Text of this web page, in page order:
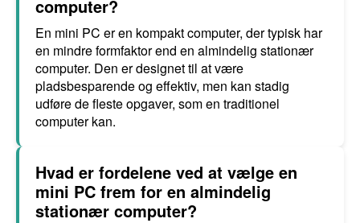
computer?
En mini PC er en kompakt computer, der typisk har
en mindre formfaktor end en almindelig stationær
computer. Den er designet til at være
pladsbesparende og effektiv, men kan stadig
udføre de fleste opgaver, som en traditionel
computer kan.
Hvad er fordelene ved at vælge en
mini PC frem for en almindelig
stationær computer?